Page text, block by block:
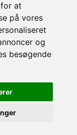
at
på vores
og
besøgende
Om os